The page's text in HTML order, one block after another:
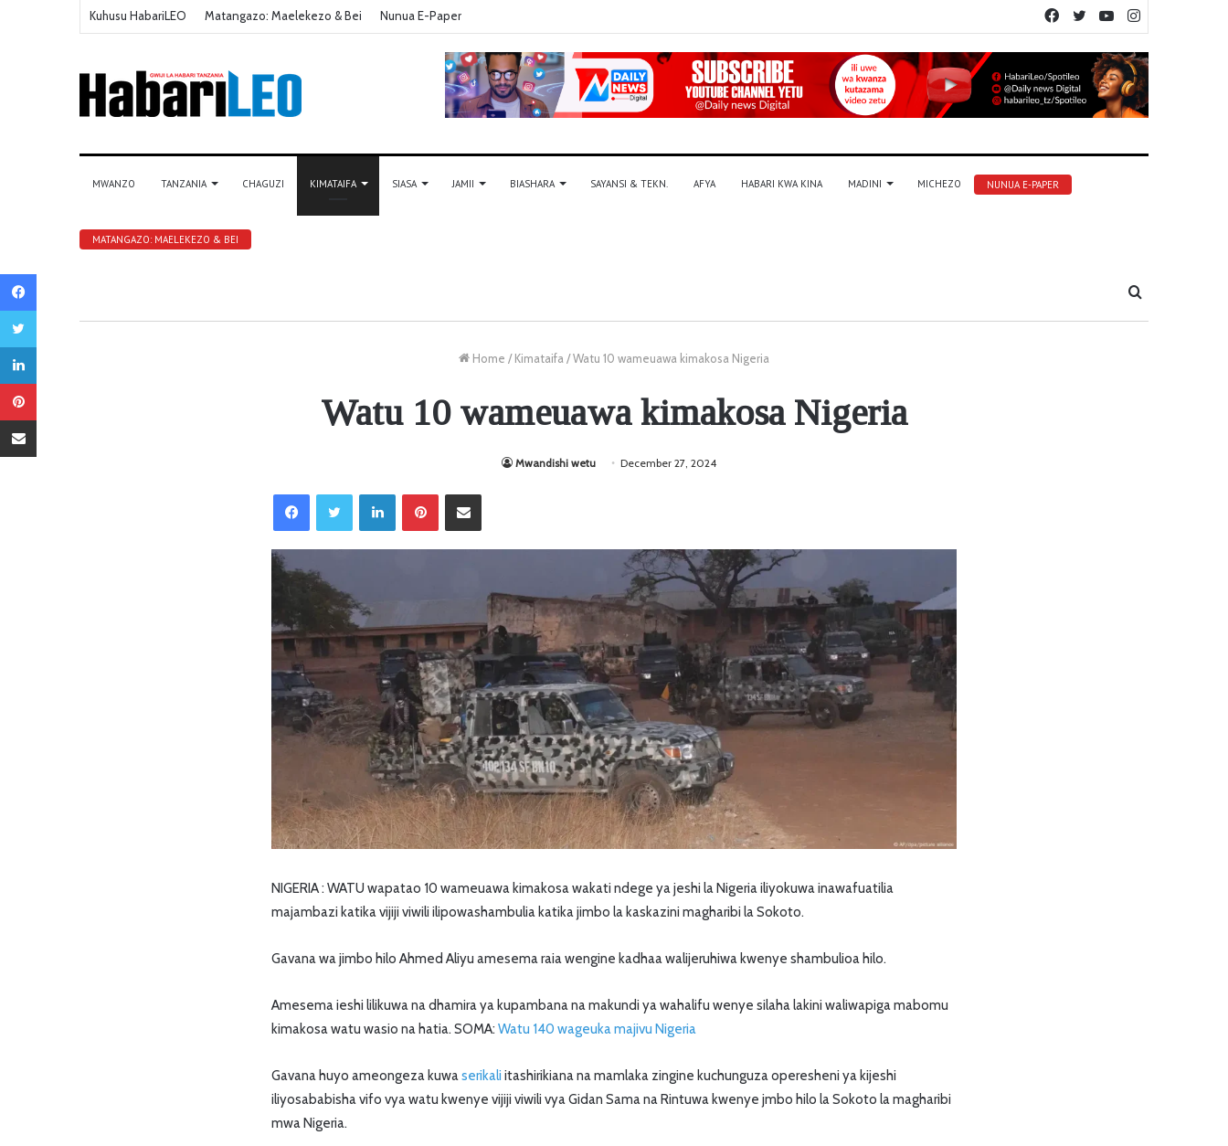
Kuhusu HabariLEO Matangazo: Maelekezo & Bei Nunua E-Paper YouTube
Twitter
Facebook
MWANZO TANZANIA CHAGUZI KIMATAIFA SIASA JAMII BIASHARA SAYANSI & TEKN. AFYA HABARI KWA KINA MADINI MICHEZO NUNUA E-PAPER
MATANGAZO: MAELEKEZO & BEI
Tafuta
Home / Kimataifa /Watu 10 wameuawa kimakosa Nigeria
Watu 10 wameuawa kimakosa Nigeria
Mwandishi wetu December 27, 2024
LinkedIn
NIGERIA : WATU wapatao 10 wameuawa kimakosa wakati ndege ya jeshi la Nigeria iliyokuwa inawafuatilia
majambazi katika vijiji viwili ilipowashambulia katika jimbo la kaskazini magharibi la Sokoto.
Gavana wa jimbo hilo Ahmed Aliyu amesema raia wengine kadhaa walijeruhiwa kwenye shambulioa hilo.
Amesema ieshi lilikuwa na dhamira ya kupambana na makundi ya wahalifu wenye silaha lakini waliwapiga mabomu
kimakosa watu wasio na hatia. SOMA: Watu 140 wageuka majivu Nigeria
Gavana huyo ameongeza kuwaserikali itashirikiana na mamlaka zingine kuchunguza operesheni ya kijeshi
iliyosababisha vifo vya watu kwenye vijiji viwili vya Gidan Sama na Rintuwa kwenye jmbo hilo la Sokoto la magharibi
mwa Nigeria.